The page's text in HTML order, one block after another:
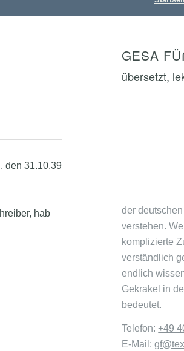
den 31.10.39
hab
GESA
übersetzt,
der
verstehen.
komplizierte
verständlich
endlich
Gekrakel in
bedeutet.
Telefon:+49
E-Mail: